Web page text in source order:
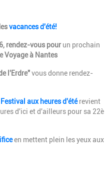
vacances d'été!
rendez-vous pour un prochain
Voyage à Nantes
l'Erdre"vous donne rendez-
aux heures d'étérevient
d'ici et d'ailleurs pour sa 22è
en mettent plein les yeux aux